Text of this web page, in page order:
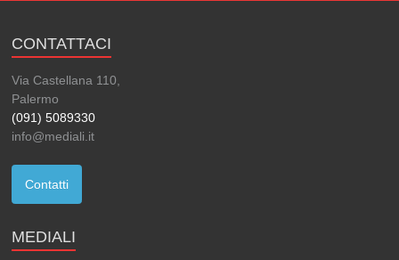
CONTATTACI
Via Castellana 110,
Palermo
(091) 5089330
info@mediali.it
Contatti
MEDIALI